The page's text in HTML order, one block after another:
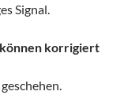
Signal.
korrigiert